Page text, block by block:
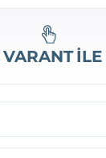
VARANT